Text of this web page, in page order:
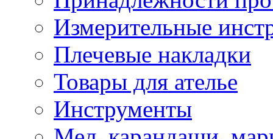
Измерительные
Плечевые накладки
Товары для ателье
Инструменты